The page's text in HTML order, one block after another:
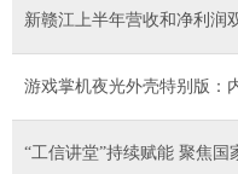
新赣江上半年营收和净利润
游戏掌机夜光外壳特别版：
“工信讲堂”持续赋能 聚焦国